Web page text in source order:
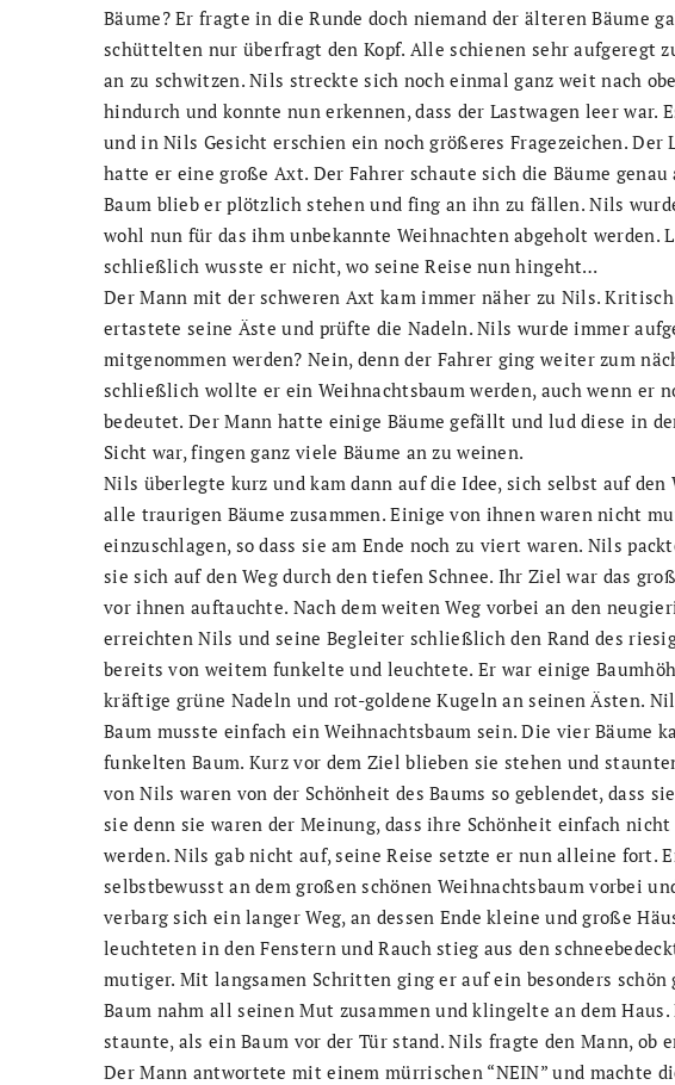
Bäume? Er fragte in die Runde doch niemand der älteren Bäume
schüttelten nur überfragt den Kopf. Alle schienen sehr aufgeregt
an zu schwitzen. Nils streckte sich noch einmal ganz weit nach
hindurch und konnte nun erkennen, dass der Lastwagen leer war.
und in Nils Gesicht erschien ein noch größeres Fragezeichen. Der
hatte er eine große Axt. Der Fahrer schaute sich die Bäume
Baum blieb er plötzlich stehen und fing an ihn zu fällen. Nils
wohl nun für das ihm unbekannte Weihnachten abgeholt werden.
schließlich wusste er nicht, wo seine Reise nun hingeht…
Der Mann mit der schweren Axt kam immer näher zu Nils.
ertastete seine Äste und prüfte die Nadeln. Nils wurde immer
mitgenommen werden? Nein, denn der Fahrer ging weiter zum
schließlich wollte er ein Weihnachtsbaum werden, auch wenn er
bedeutet. Der Mann hatte einige Bäume gefällt und lud diese in
Sicht war, fingen ganz viele Bäume an zu weinen.
Nils überlegte kurz und kam dann auf die Idee, sich selbst auf den
alle traurigen Bäume zusammen. Einige von ihnen waren nicht
einzuschlagen, so dass sie am Ende noch zu viert waren. Nils
sie sich auf den Weg durch den tiefen Schnee. Ihr Ziel war das
vor ihnen auftauchte. Nach dem weiten Weg vorbei an den
erreichten Nils und seine Begleiter schließlich den Rand des
bereits von weitem funkelte und leuchtete. Er war einige
kräftige grüne Nadeln und rot-goldene Kugeln an seinen Ästen.
Baum musste einfach ein Weihnachtsbaum sein. Die vier Bäume
funkelten Baum. Kurz vor dem Ziel blieben sie stehen und
von Nils waren von der Schönheit des Baums so geblendet, dass
sie denn sie waren der Meinung, dass ihre Schönheit einfach
werden. Nils gab nicht auf, seine Reise setzte er nun alleine fort.
selbstbewusst an dem großen schönen Weihnachtsbaum vorbei
verbarg sich ein langer Weg, an dessen Ende kleine und große
leuchteten in den Fenstern und Rauch stieg aus den
mutiger. Mit langsamen Schritten ging er auf ein besonders schön
Baum nahm all seinen Mut zusammen und klingelte an dem
staunte, als ein Baum vor der Tür stand. Nils fragte den Mann, ob
Der Mann antwortete mit einem mürrischen “NEIN” und machte